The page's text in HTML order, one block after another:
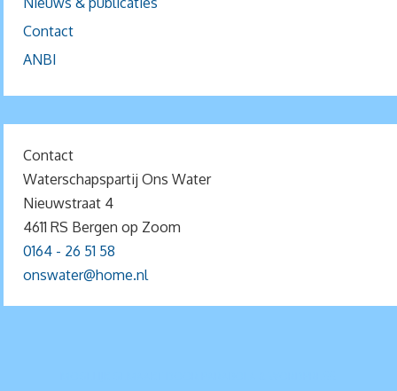
Contact
ANBI
Contact
Waterschapspartij Ons Water
Nieuwstraat 4
4611 RS Bergen op Zoom
0164 - 26 51 58
onswater@home.nl